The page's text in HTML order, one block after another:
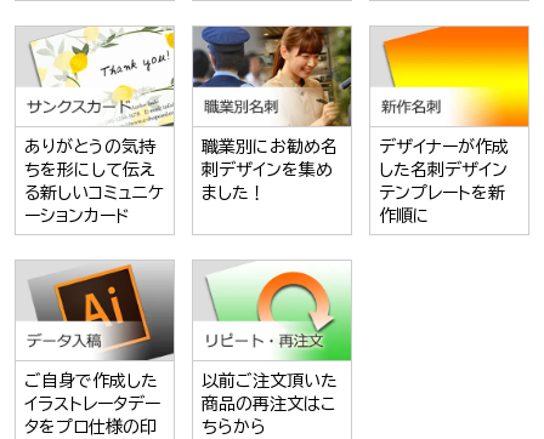
ありがとうの気持
ちを形にして伝え
る新しいコミュニケ
ーションカード
職業別にお勧め名
刺デザインを集め
ました！
デザイナーが作成
した名刺デザイン
テンプレートを新
作順に
ご自身で作成した
イラストレータデー
タをプロ仕様の印
以前ご注文頂いた
商品の再注文はこ
ちらから